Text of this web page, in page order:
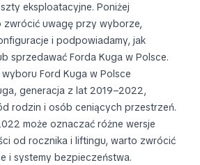
eksploatacyjne. Poniżej
uwagę przy wyborze,
i podpowiadamy, jak
sprzedawać Forda Kuga w Polsce.
Ford Kuga w Polsce
generacja z lat 2019–2022,
rodzin i osób ceniących przestrzeń.
może oznaczać różne wersje
od rocznika i liftingu, warto zwrócić
i systemy bezpieczeństwa.